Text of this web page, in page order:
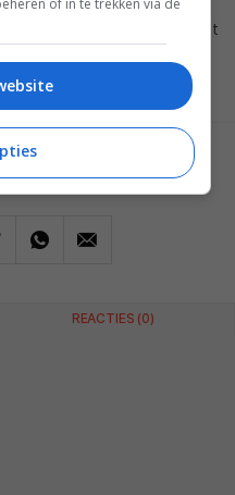
kunnen we er dus niet vanuit
Blijf dus altijd alert
om hulp vraagt.
DOOR
JENNY
REACTIES (0)